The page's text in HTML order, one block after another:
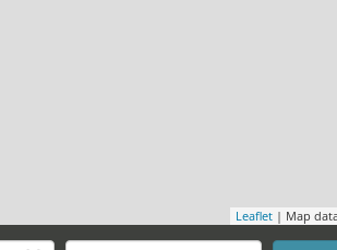
Leaflet | Map